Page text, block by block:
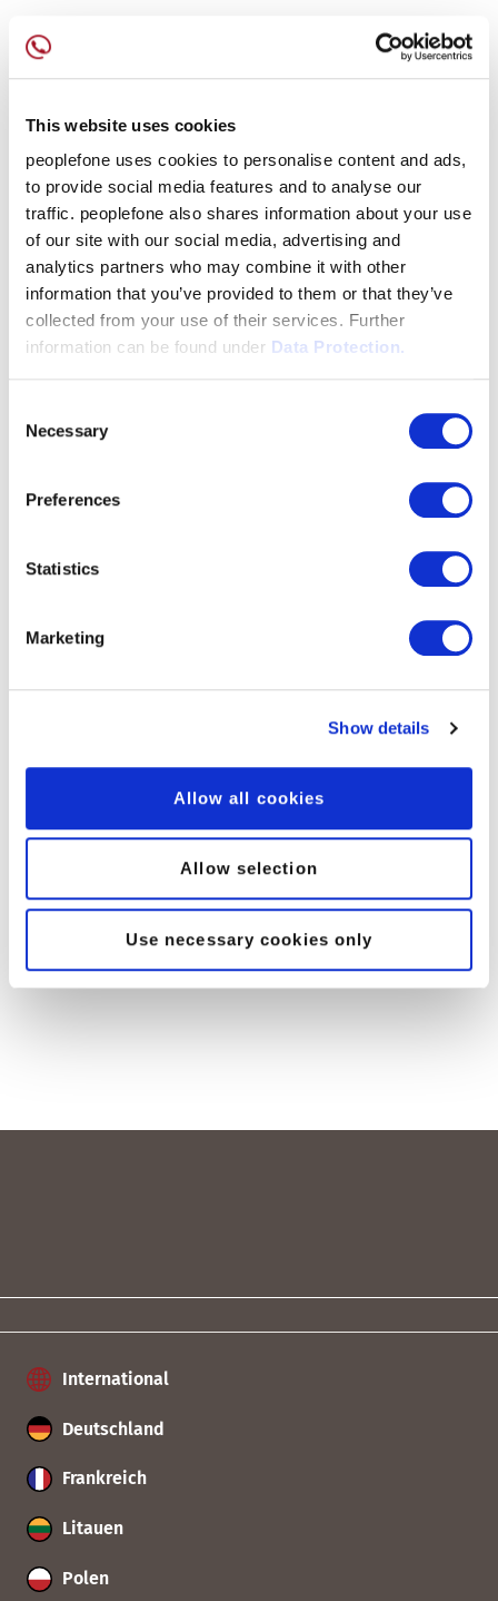
This website uses cookies
peoplefone uses cookies to personalise content and ads,
to provide social media features and to analyse our
traffic. peoplefone also shares information about your use
of our site with our social media, advertising and
analytics partners who may combine it with other
information that you’ve provided to them or that they’ve
collected from your use of their services. Further
information can be found under Data Protection.
Selection
Necessary
Preferences
Statistics
Marketing
Show details
Allow all cookies
Allow selection
Use necessary cookies only
Das peoplefone Partnerportal
Die wichtigsten Funktionen des peoplefone
Partnerportals:
Eröffnung von Kundenkonten
Eröffnung von Gratis-Testaccounts für Neukunden
Übersicht über die betreuten Kundenkonten
Bestellung der peoplefone-Produkte
Bestellung von Telefonnummern
Verwaltung von Zugriffsrechten
Weitere Infos zum peoplefone Partnerportal finden Sie
peoplefone WIKI
International
Deutschland
Frankreich
Litauen
Polen